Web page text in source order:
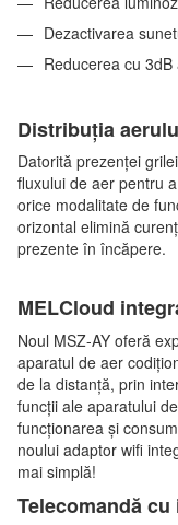
Dezactivarea
Reducerea cu
Distribuția
Datorită prezenței
fluxului de aer pentru
orice modalitate de
orizontal elimină
prezente în încăpere.
MELCloud
Noul MSZ-AY oferă
aparatul de aer
de la distanță, prin
funcții ale aparatului
funcționarea și
noului adaptor wifi
mai simplă!
Telecomandă